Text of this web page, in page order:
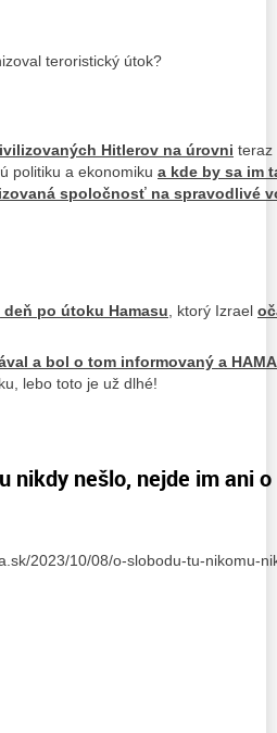
teroristický útok?
Hitlerov na úrovni teraz
politiku a ekonomiku a kde by sa im
spoločnosť na spravodlivé
deň po útoku Hamasu, ktorý Izrael
a bol o tom informovaný a
lebo toto je už dlhé!
nikdy nešlo, nejde im ani
2023/10/08/o-slobodu-tu-nikomu-